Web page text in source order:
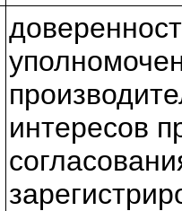
интересов